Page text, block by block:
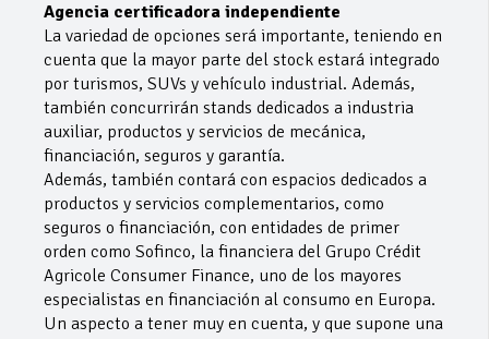
Agencia certificadora independiente
La variedad de opciones será importante, teniendo en
cuenta que la mayor parte del stock estará integrado
por turismos, SUVs y vehículo industrial. Además,
también concurrirán stands dedicados a industria
auxiliar, productos y servicios de mecánica,
financiación, seguros y garantía.
Además, también contará con espacios dedicados a
productos y servicios complementarios, como
seguros o financiación, con entidades de primer
orden como Sofinco, la financiera del Grupo Crédit
Agricole Consumer Finance, uno de los mayores
especialistas en financiación al consumo en Europa.
Un aspecto a tener muy en cuenta, y que supone una